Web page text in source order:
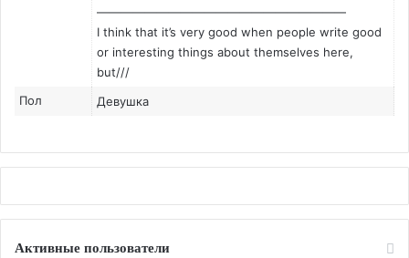
—————————————————————
I think that it’s very good when people write good
or interesting things about themselves here,
but///
Пол
Девушка
Активные пользователи